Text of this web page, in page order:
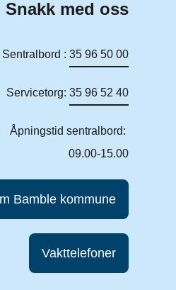
Snakk med oss
Sentralbord : 35 96 50 00
Servicetorg: 35 96 52 40
Åpningstid sentralbord:
09.00-15.00
Bamble kommune
Vakttelefoner